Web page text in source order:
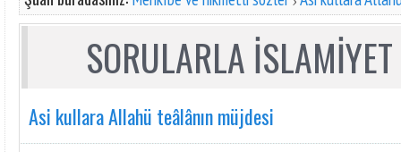
SORULARLA
Asi kullara Allahü teâlânın müjdesi